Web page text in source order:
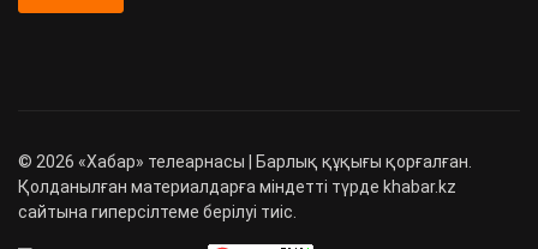
© 2026 «Хабар» телеарнасы | Барлық құқығы қорғалған.
Қолданылған материалдарға міндетті түрде khabar.kz
сайтына гиперсілтеме берілуі тиіс.